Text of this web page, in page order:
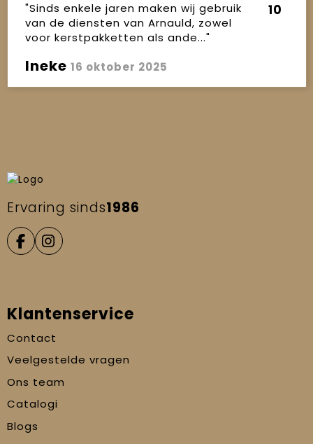
"Sinds enkele jaren maken wij gebruik
van de diensten van Arnauld, zowel
voor kerstpakketten als ande..."
10
Ineke 16 oktober 2025
Ervaring sinds1986
Klantenservice
Contact
Veelgestelde vragen
Ons team
Catalogi
Blogs